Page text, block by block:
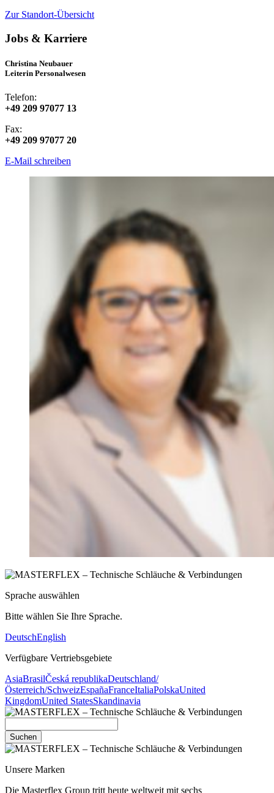
Zur Standort-Übersicht
Jobs & Karriere
Christina Neubauer
Leiterin Personalwesen
Telefon:
+49 209 97077 13
Fax:
+49 209 97077 20
E-Mail schreiben
Sprache auswählen
Bitte wählen Sie Ihre Sprache.
DeutschEnglish
Verfügbare Vertriebsgebiete
AsiaBrasilČeská republikaDeutschland/
Österreich/SchweizEspañaFranceItaliaPolskaUnited
KingdomUnited StatesSkandinavia
Suchen
Unsere Marken
Die Masterflex Group tritt heute weltweit mit sechs